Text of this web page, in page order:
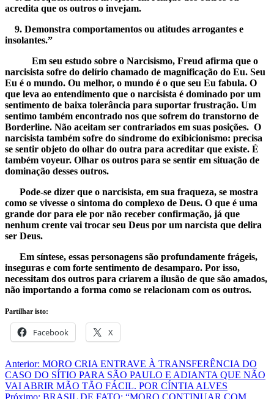
acredita que os outros o invejam.
9. Demonstra comportamentos ou atitudes arrogantes e
insolantes.”
Em seu estudo sobre o Narcisismo, Freud afirma que o
narcisista sofre do delírio chamado de magnificação do Eu. Seu
Eu é o mundo. Ou melhor, o mundo é o que seu Eu fabula. O
que leva ao entendimento que o narcisista é dominado por um
sentimento de baixa tolerância para suportar frustração. Um
sentimo também encontrado nos que sofrem do transtorno de
Borderline. Não aceitam ser contrariados em suas posições. O
narcisista também sofre do síndrome do exibicionismo: precisa
se sentir objeto do olhar do outra para acreditar que existe. É
também voyeur. Olhar os outros para se sentir em situação de
dominação desses outros.
Pode-se dizer que o narcisista, em sua fraqueza, se mostra
como se vivesse o sintoma do complexo de Deus. O que é uma
grande dor para ele por não receber confirmação, já que
nenhum crente vai trocar seu Deus por um narcista que delira
ser Deus.
Em síntese, essas personagens são profundamente frágeis,
inseguras e com forte sentimento de desamparo. Por isso,
necessitam dos outros para criarem a ilusão de que são amados,
não importando a forma como se relacionam com os outros.
Partilhar isto:
Facebook X
Navegação
de
Anterior: MORO CRIA ENTRAVE À TRANSFERÊNCIA DO
CASO DO SÍTIO PARA SÃO PAULO E ADIANTA QUE NÃO
VAI ABRIR MÃO TÃO FÁCIL. POR CÍNTIA ALVES
Próximo: BRASIL DE FATO: “MORO CONTINUAR COM